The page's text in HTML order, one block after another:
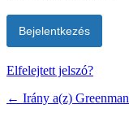
Elfelejtett jelszó?
← Irány a(z) Greenman